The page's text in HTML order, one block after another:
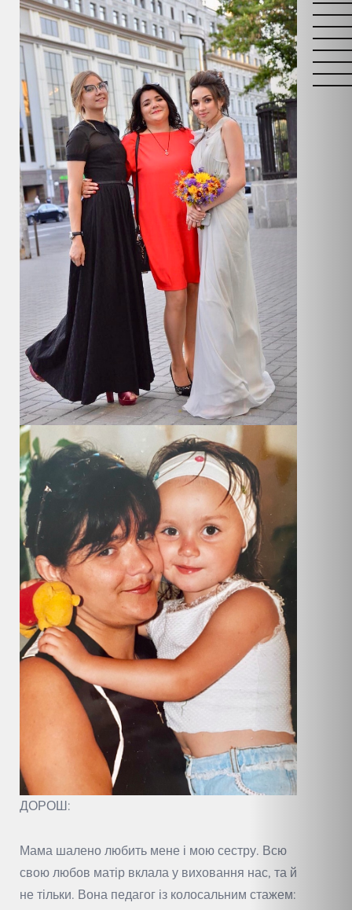
ДОРОШ:
Мама шалено любить мене і мою сестру. Всю
свою любов матір вклала у виховання нас, та й
не тільки. Вона педагог із колосальним стажем: